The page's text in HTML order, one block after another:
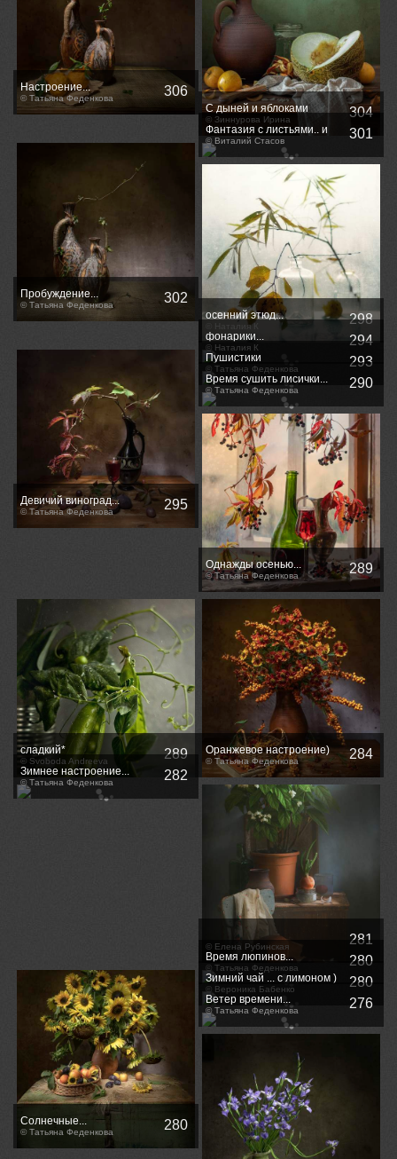
Настроение...
© Татьяна Феденкова 306
С дыней и яблоками
© Зиннурова Ирина 304
Пробуждение...
© Татьяна Феденкова 302
Фантазия с листьями.. и
оттенки цвета..
© Виталий Стасов 301
осенний этюд...
© Наталия К 298
Девичий виноград...
© Татьяна Феденкова 295
фонарики...
© Наталия К 294
Пушистики
© Татьяна Феденкова 293
Время сушить лисички...
© Татьяна Феденкова 290
Однажды осенью...
© Татьяна Феденкова 289
сладкий*
© Svoboda Andreeva 289 Оранжевое настроение)
© Татьяна Феденкова 284
Зимнее настроение...
© Татьяна Феденкова 282
© Елена Рубинская 281
Солнечные...
© Татьяна Феденкова 280
Время люпинов...
© Татьяна Феденкова 280
Зимний чай ... с лимоном )
© Вероника Бабенко 280
Ветер времени...
© Татьяна Феденкова 276